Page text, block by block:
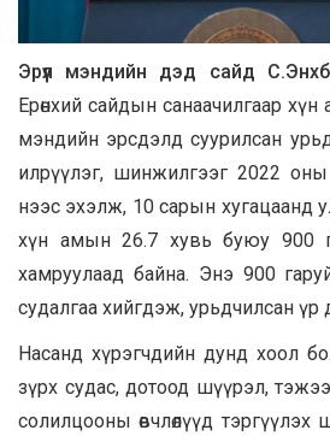
Эрүүл мэндийн дэд сайд
Ерөнхий сайдын санаачилгаар
мэндийн эрсдэлд суурилсан
илрүүлэг, шинжилгээг 2022
нээс эхэлж, 10 сарын хугацаанд
хүн амын 26.7 хувь буюу 900
хамруулаад байна. Энэ 900
судалгаа хийгдэж, урьдчилсан үр
Насанд хүрэгчдийн дунд хоол
зүрх судас, дотоод шүүрэл,
солилцооны өвчлөлүүд тэргүүлэх